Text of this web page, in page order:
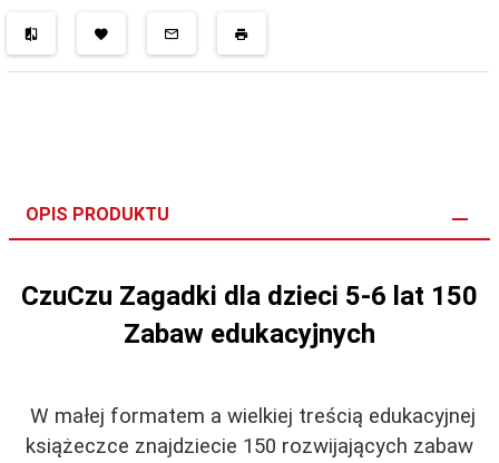
OPIS PRODUKTU
CzuCzu Zagadki dla dzieci 5-6 lat 150
Zabaw edukacyjnych
W małej formatem a wielkiej treścią edukacyjnej
książeczce znajdziecie 150 rozwijających zabaw